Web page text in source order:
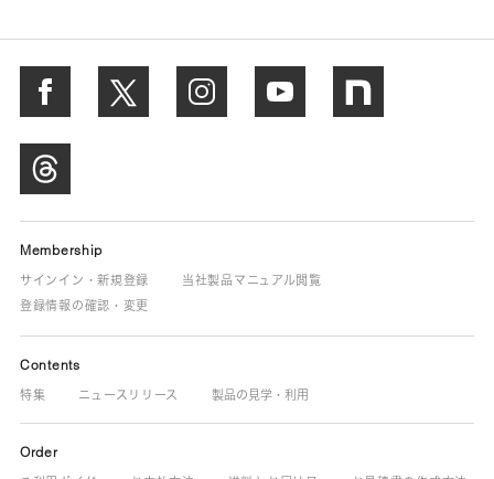
Membership
サインイン・新規登録
当社製品マニュアル閲覧
登録情報の確認・変更
Contents
特集 ニュースリリース 製品の見学・利用
Order